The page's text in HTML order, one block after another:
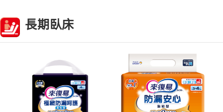
長期臥床